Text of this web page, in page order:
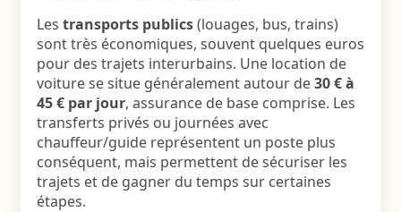
Les transports publics(louages, bus, trains)
sont très économiques, souvent quelques euros
pour des trajets interurbains. Une location de
voiture se situe généralement autour de30 € à
45 € par jour, assurance de base comprise. Les
transferts privés ou journées avec
chauffeur/guide représentent un poste plus
conséquent, mais permettent de sécuriser les
trajets et de gagner du temps sur certaines
étapes.